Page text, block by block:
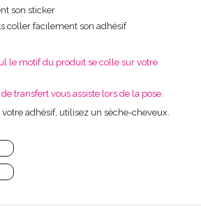
son sticker
coller facilement son adhésif
le motif du produit se colle sur votre
transfert vous assiste lors de la pose.
adhésif, utilisez un sèche-cheveux.